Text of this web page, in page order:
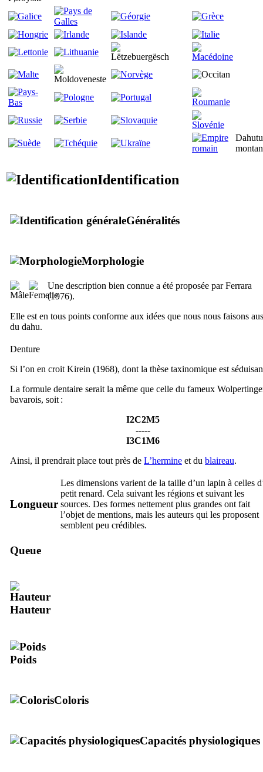
Identification
Généralités
Morphologie
Une description bien connue a été proposée par Ferrara
(1976).
Elle est en tous points conforme aux idées que nous nous faisons
du dahu.
Denture
Si l’on en croit Kirein (1968), dont la thèse taxinomique est
La formule dentaire serait la même que celle du fameux
bavarois, soit :
I2C2M5
-----
I3C1M6
Ainsi, il prendrait place tout près de L’hermine et du blaireau.
Longueur
Les dimensions varient de la taille d’un lapin à celles
petit renard. Cela suivant les régions et suivant les
sources. Des formes nettement plus grandes ont fait
l’objet de mentions, mais les auteurs qui les proposent
semblent peu crédibles.
Queue
Hauteur
Poids
Coloris
Capacités physiologiques